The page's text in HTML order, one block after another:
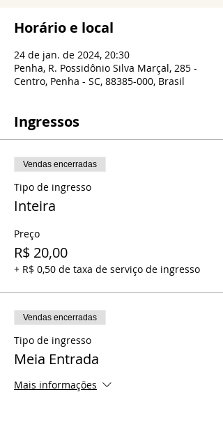
Horário e local
24 de jan. de 2024, 20:30
Penha, R. Possidônio Silva Marçal, 285 -
Centro, Penha - SC, 88385-000, Brasil
Ingressos
Vendas encerradas
Tipo de ingresso
Inteira
Preço
R$ 20,00
+ R$ 0,50 de taxa de serviço de ingresso
Vendas encerradas
Tipo de ingresso
Meia Entrada
Mais informações